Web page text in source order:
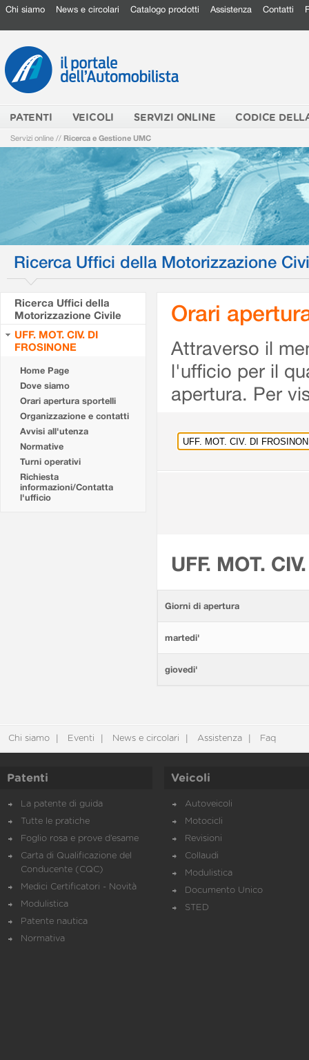
Chi siamo News e circolari Catalogo prodotti Assistenza Contatti
PATENTI VEICOLI SERVIZI ONLINE CODICE
Servizi online // Ricerca e Gestione UMC
Ricerca Uffici della Motorizzazione
Ricerca Uffici della
Motorizzazione Civile
UFF. MOT. CIV. DI
FROSINONE
Home Page
Dove siamo
Orari apertura sportelli
Organizzazione e contatti
Avvisi all'utenza
Normative
Turni operativi
Richiesta
informazioni/Contatta
l'ufficio
Orari
Attraverso il
l'ufficio per il
apertura. Per
UFF. MOT.
Giorni di apertura
martedi'
giovedi'
Chi siamo Eventi News e circolari Assistenza Faq
Patenti
La patente di guida
Tutte le pratiche
Foglio rosa e prove d’esame
Carta di Qualificazione del
Conducente (CQC)
Medici Certificatori - Novità
Modulistica
Patente nautica
Normativa
Veicoli
Autoveicoli
Motocicli
Revisioni
Collaudi
Modulistica
Documento Unico
STED